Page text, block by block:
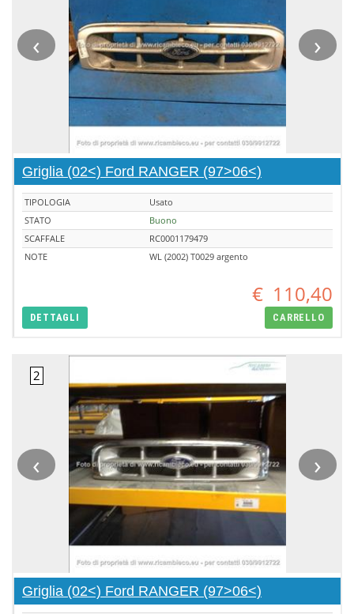
‹ ›
Griglia (02<) Ford RANGER (97>06<)
TIPOLOGIA
Usato
STATO
Buono
SCAFFALE
RC0001179479
NOTE
WL (2002) T0029 argento
€ 110,40
DETTAGLI CARRELLO
‹ ›
Griglia (02<) Ford RANGER (97>06<)